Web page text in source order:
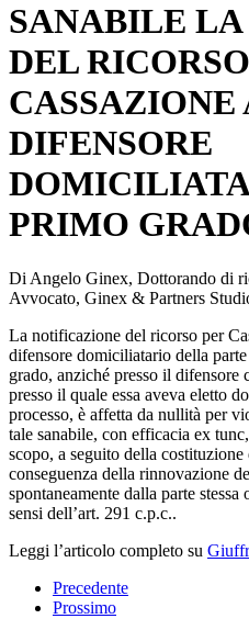
SANABILE
DEL
CASSAZIONE
DIFENSORE
PRIMO
Di Angelo Ginex, Dottorando di
Avvocato, Ginex & Partners
La notificazione del ricorso per
difensore domiciliatario della
grado, anziché presso il
presso il quale essa aveva eletto
processo, è affetta da nullità per
tale sanabile, con efficacia ex
scopo, a seguito della
conseguenza della rinnovazione
spontaneamente dalla parte
sensi dell’art. 291 c.p.c..
Leggi l’articolo completo su
Precedente
Prossimo